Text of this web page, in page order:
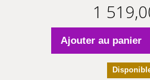
1
Ajouter au panier